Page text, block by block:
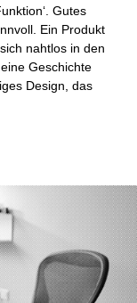
Gutes
Ein Produkt
nahtlos in den
Geschichte
Design, das